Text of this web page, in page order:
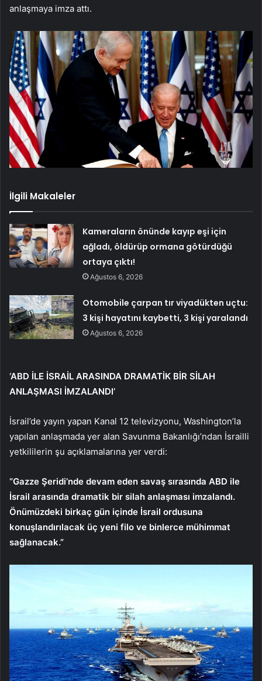
anlaşmaya imza attı.
İlgili Makaleler
Kameraların önünde kayıp eşi için
ağladı, öldürüp ormana götürdüğü
ortaya çıktı!
Ağustos 6, 2026
Otomobile çarpan tır viyadükten uçtu:
3 kişi hayatını kaybetti, 3 kişi yaralandı
Ağustos 6, 2026
‘ABD İLE İSRAİL ARASINDA DRAMATİK BİR SİLAH
ANLAŞMASI İMZALANDI’
İsrail’de yayın yapan Kanal 12 televizyonu, Washington’la
yapılan anlaşmada yer alan Savunma Bakanlığı’ndan İsrailli
yetkililerin şu açıklamalarına yer verdi:
“Gazze Şeridi’nde devam eden savaş sırasında ABD ile
İsrail arasında dramatik bir silah anlaşması imzalandı.
Önümüzdeki birkaç gün içinde İsrail ordusuna
konuşlandırılacak üç yeni filo ve binlerce mühimmat
sağlanacak.”